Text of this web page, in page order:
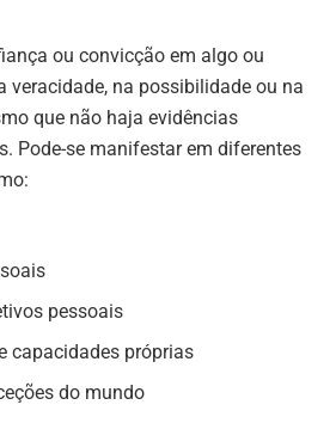
ou convicção em algo ou
veracidade, na possibilidade ou na
que não haja evidências
Pode-se manifestar em diferentes
pessoais
capacidades próprias
do mundo